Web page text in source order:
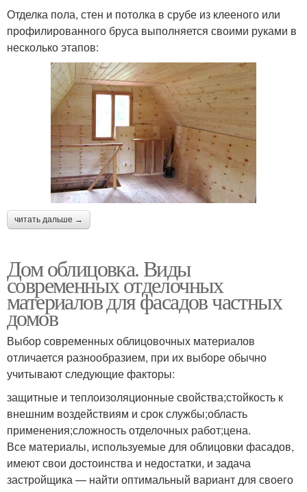
Отделка пола, стен и потолка в срубе из клееного или
профилированного бруса выполняется своими руками в
несколько этапов:
читать дальше →
Дом облицовка. Виды
современных отделочных
материалов для фасадов частных
домов
Выбор современных облицовочных материалов
отличается разнообразием, при их выборе обычно
учитывают следующие факторы:
защитные и теплоизоляционные свойства;стойкость к
внешним воздействиям и срок службы;область
применения;сложность отделочных работ;цена.
Все материалы, используемые для облицовки фасадов,
имеют свои достоинства и недостатки, и задача
застройщика — найти оптимальный вариант для своего